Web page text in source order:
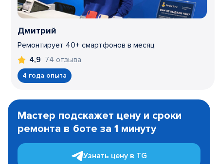
Дмитрий
Ремонтирует 40+ смартфонов в месяц
4,9 74 отзыва
4 года опыта
1
Мастер подскажет цену и сроки
ремонта в боте за 1 минуту
Узнать цену в TG